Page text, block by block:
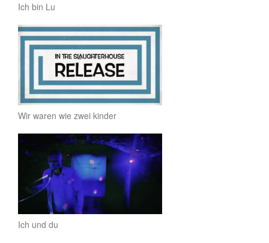
Ich bin Lu
Wir waren wie zwei kinder
Ich und du